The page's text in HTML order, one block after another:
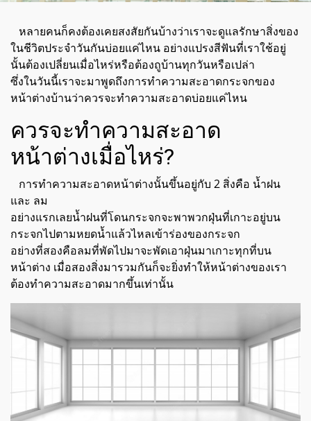
หลายคนก็คงต้องเคยสงสัยกันบ้างว่าเราจะดูแลรักษาสิ่งของ
ในชีวิตประจำวันกันบ่อยแค่ไหน อย่างแปรงสีฟันที่เราใช้อยู่
นั้นต้องเปลี่ยนเมื่อไหร่หรือต้องถูบ้านทุกวันหรือเปล่า
ซึ่งในวันนี้เราจะมาพูดถึงการทำความสะอาดกระจกของ
หน้าต่างบ้านว่าควรจะทำความสะอาดบ่อยแค่ไหน
ควรจะทำความสะอาด
หน้าต่างเมื่อไหร่?
การทำความสะอาดหน้าต่างนั้นขึ้นอยู่กับ 2 สิ่งคือ น้ำฝน
และ ลม
อย่างแรกเลยน้ำฝนที่โดนกระจกจะพาพวกฝุ่นที่เกาะอยู่บน
กระจกไปตามหยดน้ำแล้วไหลเข้าร่องของกระจก
อย่างที่สองคือลมที่พัดไปมาจะพัดเอาฝุ่นมาเกาะทุกที่บน
หน้าต่าง เมื่อสองสิ่งมารวมกันก็จะยิ่งทำให้หน้าต่างของเรา
ต้องทำความสะอาดมากขึ้นเท่านั้น